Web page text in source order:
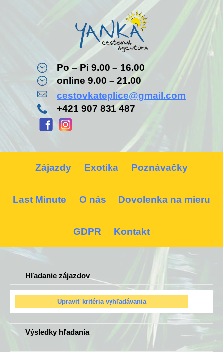
Po – Pi 9.00 – 16.00
online 9.00 – 21.00
cestovkateplice@gmail.com
+421 907 831 487
Zájazdy Exotika Poznávačky
Last Minute O nás Dovolenka na mieru
GDPR Kontakt
Hľadanie zájazdov
Výsledky hľadania